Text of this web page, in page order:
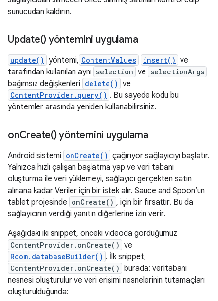
sunucudan kaldırın.
Update() yöntemini uygulama
update() yöntemi, ContentValues insert() ve
tarafından kullanılan aynı selection ve selectionArgs
bağımsız değişkenleri delete() ve
ContentProvider.query() . Bu sayede kodu bu
yöntemler arasında yeniden kullanabilirsiniz.
onCreate() yöntemini uygulama
Android sistemi onCreate() çağırıyor sağlayıcıyı başlatır.
Yalnızca hızlı çalışan başlatma yap ve veri tabanı
oluşturma ile veri yüklemeyi, sağlayıcı gerçekten satın
alınana kadar Veriler için bir istek alır. Sauce and Spoon’un
tablet projesinde onCreate() , için bir fırsattır. Bu da
sağlayıcının verdiği yanıtın diğerlerine izin verir.
Aşağıdaki iki snippet, önceki videoda gördüğümüz
ContentProvider.onCreate() ve
Room.databaseBuilder() . İlk snippet,
ContentProvider.onCreate() burada: veritabanı
nesnesi oluşturulur ve veri erişimi nesnelerinin tutamaçları
oluşturulduğunda: